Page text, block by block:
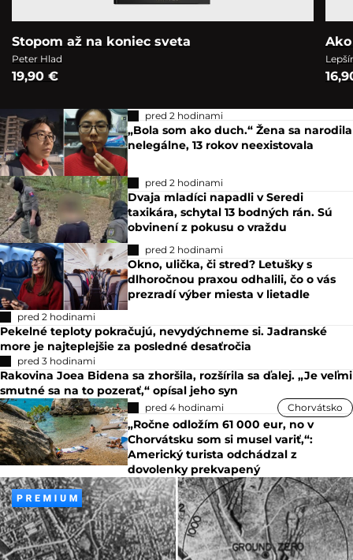
Stopom až na koniec sveta
Peter Hlad
19,90 €
pred 2 hodinami
„Bola som ako duch.“ Žena sa narodila
nelegálne, 13 rokov neexistovala
pred 2 hodinami
Dvaja mladíci napadli v Seredi
taxikára, schytal 13 bodných rán. Sú
obvinení z pokusu o vraždu
pred 2 hodinami
Okno, ulička, či stred? Letušky s
dlhoročnou praxou odhalili, čo o vás
prezradí výber miesta v lietadle
pred 2 hodinami
Pekelné teploty pokračujú, nevydýchneme si. Jadranské
more je najteplejšie za posledné desaťročia
pred 3 hodinami
Rakovina Joea Bidena sa zhoršila, rozšírila sa ďalej. „Je veľmi
smutné sa na to pozerať,“ opísal jeho syn
pred 4 hodinami Chorvátsko
„Ročne odložím 61 000 eur, no v
Chorvátsku som si musel variť,“:
Americký turista odchádzal z
dovolenky prekvapený